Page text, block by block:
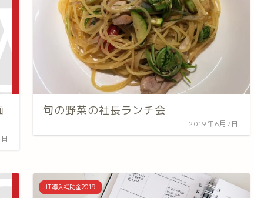
旬の野菜の社長ランチ会
2019年6月7日
IT導入補助金2019